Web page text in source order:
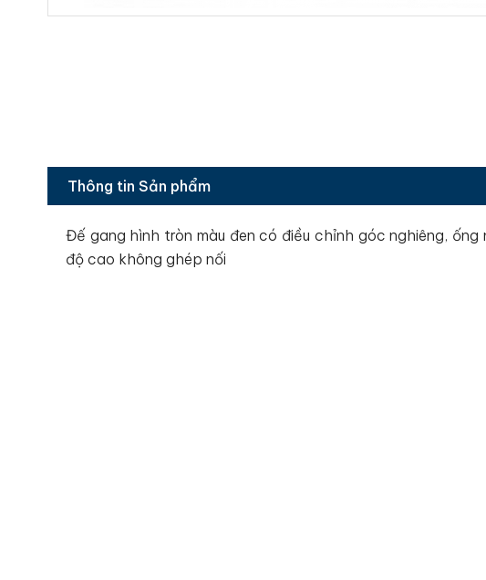
Thông tin Sản phẩm
Đế gang hình tròn màu đen có điều chỉnh góc nghiêng,
độ cao không ghép nối